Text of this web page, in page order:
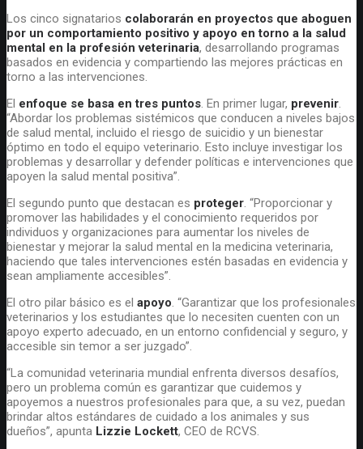
Los cinco signatarios colaborarán en proyectos que aboguen
por un comportamiento positivo y apoyo en torno a la salud
mental en la profesión veterinaria, desarrollando programas
basados en evidencia y compartiendo las mejores prácticas en
torno a las intervenciones.
El enfoque se basa en tres puntos . En primer lugar, prevenir
“Abordar los problemas sistémicos que conducen a niveles bajos
de salud mental, incluido el riesgo de suicidio y un bienestar
óptimo en todo el equipo veterinario. Esto incluye investigar los
problemas y desarrollar y defender políticas e intervenciones que
apoyen la salud mental positiva”.
El segundo punto que destacan es proteger . “Proporcionar y
promover las habilidades y el conocimiento requeridos por
individuos y organizaciones para aumentar los niveles de
bienestar y mejorar la salud mental en la medicina veterinaria,
haciendo que tales intervenciones estén basadas en evidencia y
sean ampliamente accesibles”.
El otro pilar básico es el apoyo . “Garantizar que los profesionales
veterinarios y los estudiantes que lo necesiten cuenten con un
apoyo experto adecuado, en un entorno confidencial y seguro, y
accesible sin temor a ser juzgado”.
“La comunidad veterinaria mundial enfrenta diversos desafíos,
pero un problema común es garantizar que cuidemos y
apoyemos a nuestros profesionales para que, a su vez, puedan
brindar altos estándares de cuidado a los animales y sus
dueños”, apunta Lizzie Lockett, CEO de RCVS.